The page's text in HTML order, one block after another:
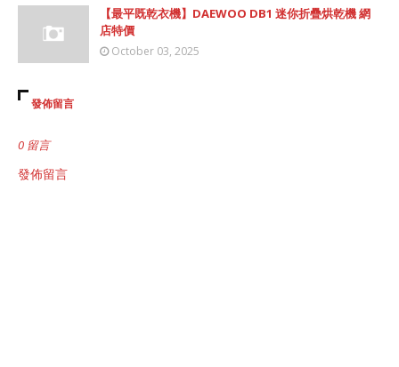
【最平既乾衣機】DAEWOO DB1 迷你折疊烘乾機 網
店特價
October 03, 2025
發佈留言
0 留言
發佈留言